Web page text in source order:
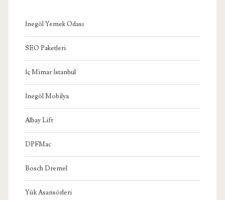
İnegöl Yemek Odası
SEO Paketleri
İç Mimar İstanbul
İnegöl Mobilya
Albay Lift
DPFMac
Bosch Dremel
Yük Asansörleri